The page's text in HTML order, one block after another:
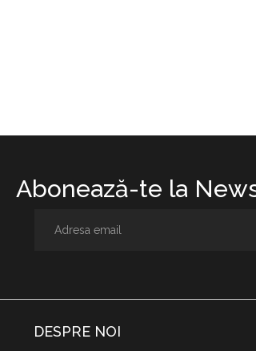
Abonează-te la
DESPRE NOI